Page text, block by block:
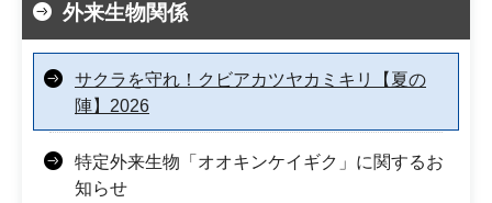
外来生物関係
サクラを守れ！クビアカツヤカミキリ【夏の
陣】2026
特定外来生物「オオキンケイギク」に関するお
知らせ